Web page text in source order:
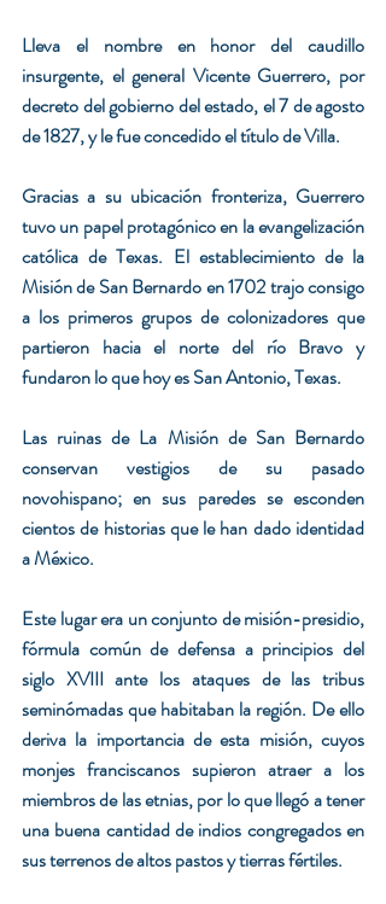
Lleva el nombre en honor del caudillo
insurgente, el general Vicente Guerrero, por
decreto del gobierno del estado, el 7 de agosto
de 1827, y le fue concedido el título de Villa.
Gracias a su ubicación fronteriza, Guerrero
tuvo un papel protagónico en la evangelización
católica de Texas. El establecimiento de la
Misión de San Bernardo en 1702 trajo consigo
a los primeros grupos de colonizadores que
partieron hacia el norte del río Bravo y
fundaron lo que hoy es San Antonio, Texas.
Las ruinas de La Misión de San Bernardo
conservan vestigios de su pasado
novohispano; en sus paredes se esconden
cientos de historias que le han dado identidad
a México.
Este lugar era un conjunto de misión-presidio,
fórmula común de defensa a principios del
siglo XVIII ante los ataques de las tribus
seminómadas que habitaban la región. De ello
deriva la importancia de esta misión, cuyos
monjes franciscanos supieron atraer a los
miembros de las etnias, por lo que llegó a tener
una buena cantidad de indios congregados en
sus terrenos de altos pastos y tierras fértiles.